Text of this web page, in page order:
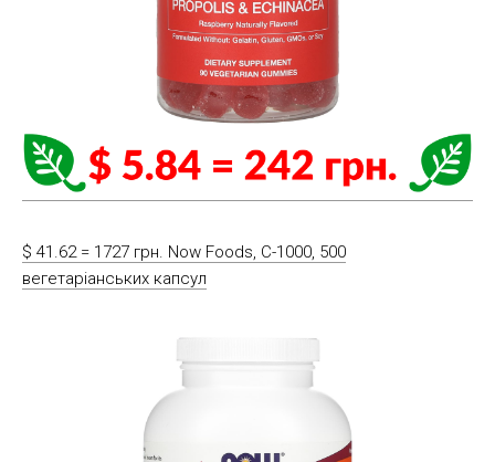
$ 41.62 = 1727 грн. Now Foods, C-1000, 500
вегетаріанських капсул